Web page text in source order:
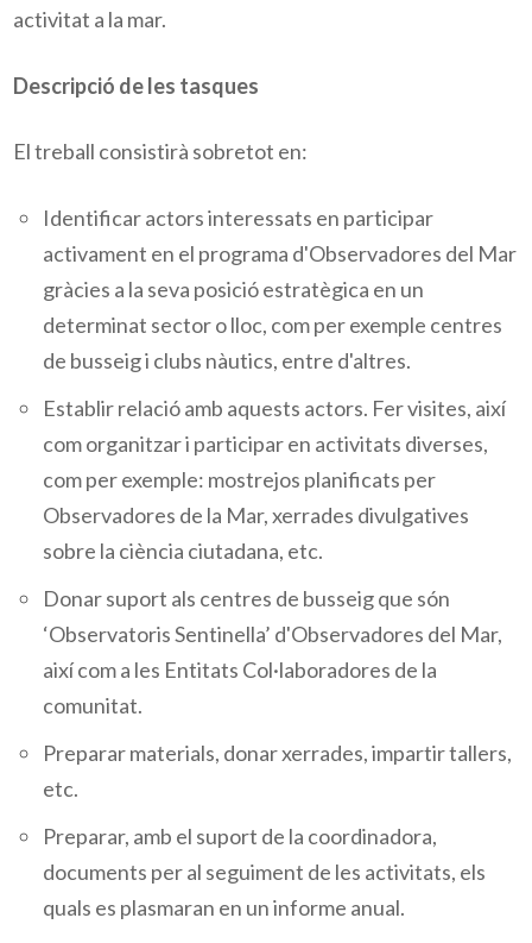
activitat a la mar.
Descripció de les tasques
El treball consistirà sobretot en:
Identificar actors interessats en participar
activament en el programa d'Observadores del Mar
gràcies a la seva posició estratègica en un
determinat sector o lloc, com per exemple centres
de busseig i clubs nàutics, entre d'altres.
Establir relació amb aquests actors. Fer visites, així
com organitzar i participar en activitats diverses,
com per exemple: mostrejos planificats per
Observadores de la Mar, xerrades divulgatives
sobre la ciència ciutadana, etc.
Donar suport als centres de busseig que són
‘Observatoris Sentinella’ d'Observadores del Mar,
així com a les Entitats Col·laboradores de la
comunitat.
Preparar materials, donar xerrades, impartir tallers,
etc.
Preparar, amb el suport de la coordinadora,
documents per al seguiment de les activitats, els
quals es plasmaran en un informe anual.